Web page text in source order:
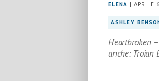
ELENA | APRILE
ASHLEY
Heartbroken
anche: Troian